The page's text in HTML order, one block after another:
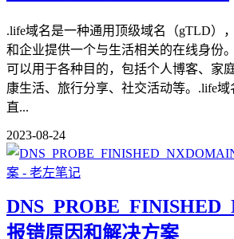
.life域名是一种通用顶级域名（gTLD）
和企业提供一个与生活相关的在线身份
可以用于各种目的，包括个人博客、家
康生活、旅行分享、社交活动等。.life
直...
2023-08-24
报错原因和解决方案